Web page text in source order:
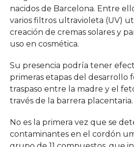
nacidos de Barcelona. Entre
varios filtros ultravioleta (UV)
creación de cremas solares y
uso en cosmética.
Su presencia podría tener
primeras etapas del desarrollo
traspaso entre la madre y el
través de la barrera placentaria.
No es la primera vez que se
contaminantes en el cordón